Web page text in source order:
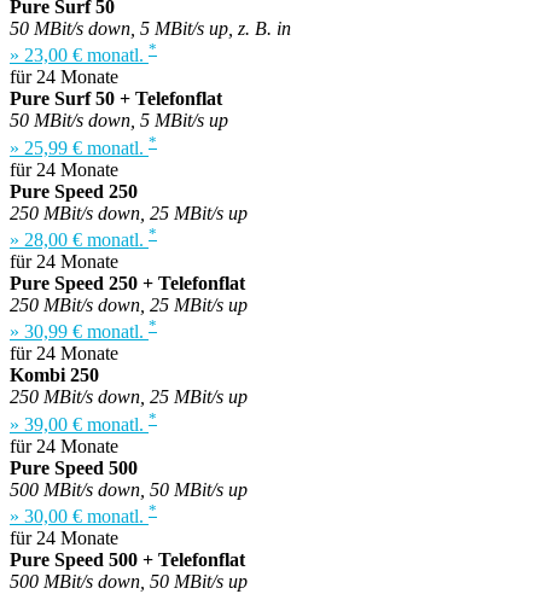
Pure Surf 50
50 MBit/s down, 5 MBit/s up, z. B. in
» 23,00 € monatl. *
für 24 Monate
Pure Surf 50 + Telefonflat
50 MBit/s down, 5 MBit/s up
» 25,99 € monatl. *
für 24 Monate
Pure Speed 250
250 MBit/s down, 25 MBit/s up
» 28,00 € monatl. *
für 24 Monate
Pure Speed 250 + Telefonflat
250 MBit/s down, 25 MBit/s up
» 30,99 € monatl. *
für 24 Monate
Kombi 250
250 MBit/s down, 25 MBit/s up
» 39,00 € monatl. *
für 24 Monate
Pure Speed 500
500 MBit/s down, 50 MBit/s up
» 30,00 € monatl. *
für 24 Monate
Pure Speed 500 + Telefonflat
500 MBit/s down, 50 MBit/s up